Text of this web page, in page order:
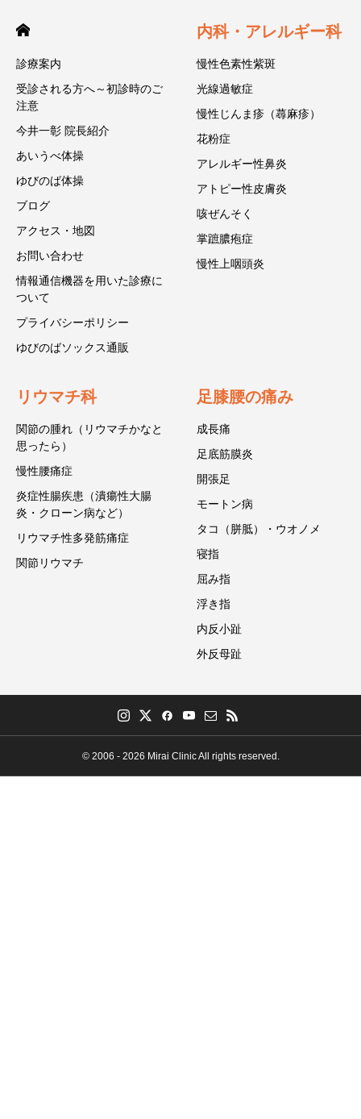
診療案内
受診される方へ～初診時のご
注意
今井一彰 院長紹介
あいうべ体操
ゆびのば体操
ブログ
アクセス・地図
お問い合わせ
情報通信機器を用いた診療に
ついて
プライバシーポリシー
ゆびのばソックス通販
内科・アレルギー科
慢性色素性紫斑
光線過敏症
慢性じんま疹（蕁麻疹）
花粉症
アレルギー性鼻炎
アトピー性皮膚炎
咳ぜんそく
掌蹠膿疱症
慢性上咽頭炎
リウマチ科
関節の腫れ（リウマチかなと
思ったら）
慢性腰痛症
炎症性腸疾患（潰瘍性大腸
炎・クローン病など）
リウマチ性多発筋痛症
関節リウマチ
足膝腰の痛み
成長痛
足底筋膜炎
開張足
モートン病
タコ（胼胝）・ウオノメ
寝指
屈み指
浮き指
内反小趾
外反母趾
© 2006 - 2026 Mirai Clinic All rights reserved.